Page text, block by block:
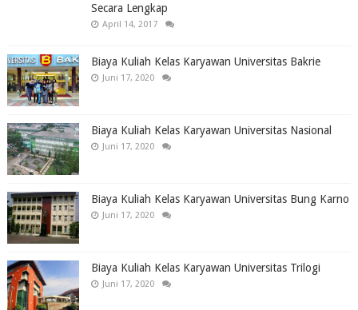
Secara Lengkap
April 14, 2017
Biaya Kuliah Kelas Karyawan Universitas Bakrie
Juni 17, 2020
Biaya Kuliah Kelas Karyawan Universitas Nasional
Juni 17, 2020
Biaya Kuliah Kelas Karyawan Universitas Bung Karno
Juni 17, 2020
Biaya Kuliah Kelas Karyawan Universitas Trilogi
Juni 17, 2020